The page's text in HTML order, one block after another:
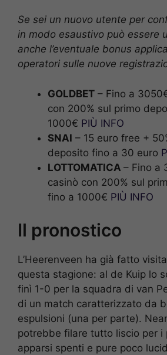
Se sei un nuovo utente per
in modo esaustivo può essere
anche l’eventuale bonus
operatori sulle nuove
GOLDBET – Fino a
con 200% sul primo
1000€ PIÙ INFO
SNAI – 15 euro free +
deposito fino a 30 euro
LOTTOMATICA – Fino a
casinò con 200% sul
fino a 1000€ PIÙ INFO
Il pronostico
L’Heerenveen ha già fatto
questa stagione: al de Kuip lo
finì 1-0 per la squadra di van
di un match caratterizzato da
espulsioni (una per parte).
potrebbe filare tutto liscio per i
apparsi spenti e pure poco